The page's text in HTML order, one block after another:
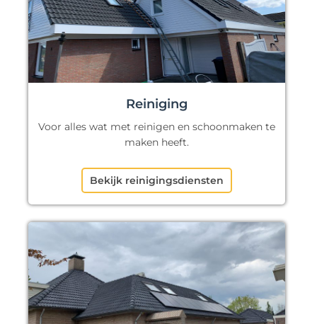
Reiniging
Voor alles wat met reinigen en schoonmaken te
maken heeft.
Bekijk reinigingsdiensten